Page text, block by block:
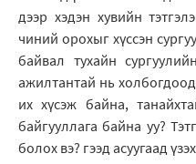
дээр хэдэн хувийн
чиний орохыг хүссэн
байвал тухайн
ажилтантай нь
их хүсэж байна,
байгууллага байна уу?
болох вэ? гээд асуугаад